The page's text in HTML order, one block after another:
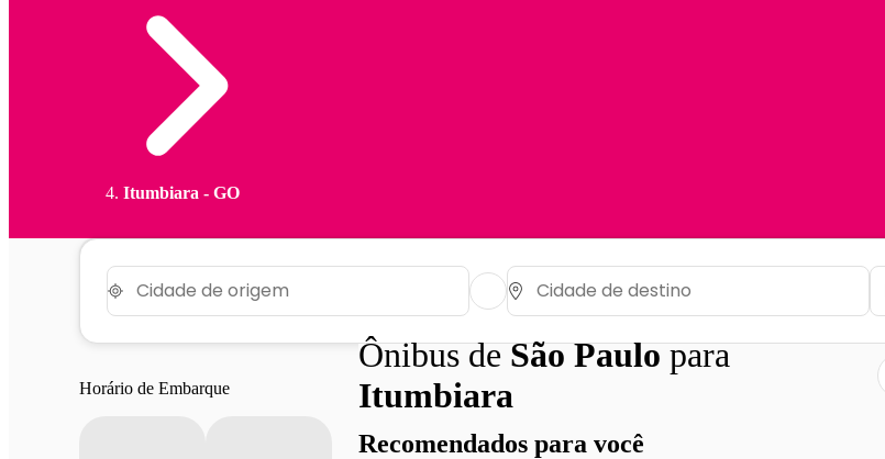
Itumbiara - GO
Horário de Embarque
Ônibus deSão Paulopara
Itumbiara
Recomendados para você